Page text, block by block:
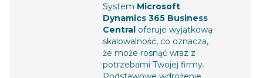
System Microsoft
Dynamics 365 Business
Central oferuje wyjątkową
skalowalność, co oznacza,
że może rosnąć wraz z
potrzebami Twojej firmy.